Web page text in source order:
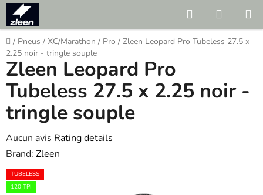
Skip
content
Search
CART
Home
/ Pneus / XC/Marathon / Pro / Zleen Leopard Pro Tubeless 27.5 x
2.25 noir - tringle souple
Zleen Leopard Pro
Tubeless 27.5 x 2.25 noir -
tringle souple
The
average
product
rating
Aucun avis Rating details
Brand: Zleen
TUBELESS
120 TPI